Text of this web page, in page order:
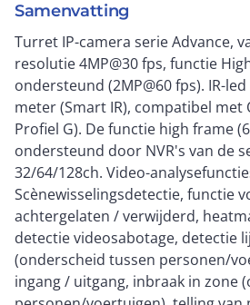
Samenvatting
Turret IP-camera serie Advance,
resolutie 4MP@30 fps, functie
ondersteund (2MP@60 fps). IR-
meter (Smart IR), compatibel met
Profiel G). De functie high frame
ondersteund door NVR's van de
32/64/128ch. Video-
Scènewisselingsdetectie, functie
achtergelaten / verwijderd,
detectie videosabotage, detectie
(onderscheid tussen personen/
ingang / uitgang, inbraak in zone